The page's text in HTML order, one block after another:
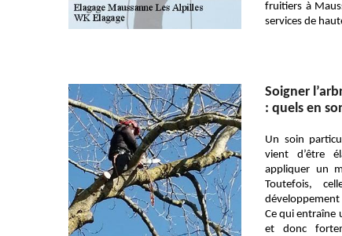
fruitiers à
services de
Soigner
: quels en
Un soin
vient d’être
appliquer un
Toutefois,
Ce qui entraîne
et donc